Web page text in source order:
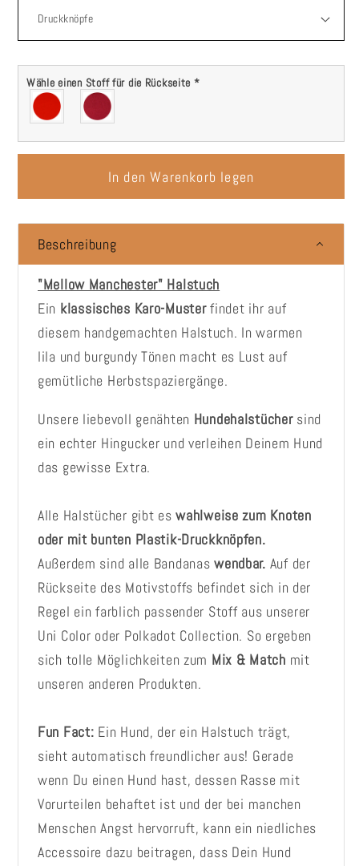
Wähle einen Stoff für die Rückseite *
In den Warenkorb legen
Beschreibung
"Mellow Manchester" Halstuch
Ein klassisches Karo-Muster findet ihr auf
diesem handgemachten Halstuch. In warmen
lila und burgundy Tönen macht es Lust auf
gemütliche Herbstspaziergänge.
Unsere liebevoll genähten Hundehalstüchersind
ein echter Hingucker und verleihen Deinem Hund
das gewisse Extra.
Alle Halstücher gibt eswahlweise zum Knoten
oder mit bunten Plastik-Druckknöpfen.
Außerdem sind alle Bandanaswendbar. Auf der
Rückseite des Motivstoffs befindet sich in der
Regel ein farblich passender Stoff aus unserer
Uni Color oder Polkadot Collection. So ergeben
sich tolle Möglichkeiten zum Mix & Match mit
unseren anderen Produkten.
Fun Fact: Ein Hund, der ein Halstuch trägt,
sieht automatisch freundlicher aus! Gerade
wenn Du einen Hund hast, dessen Rasse mit
Vorurteilen behaftet ist und der bei manchen
Menschen Angst hervorruft, kann ein niedliches
Accessoire dazu beitragen, dass Dein Hund